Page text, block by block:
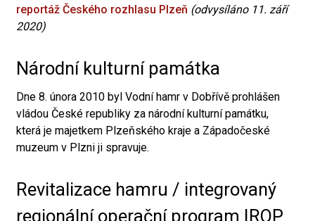
reportáž Českého rozhlasu Plzeň (odvysíláno 11. září
2020)
Národní kulturní památka
Dne 8. února 2010 byl Vodní hamr v Dobřívě prohlášen
vládou České republiky za národní kulturní památku,
která je majetkem Plzeňského kraje a Západočeské
muzeum v Plzni ji spravuje.
Revitalizace hamru / integrovaný
regionální operační program IROP